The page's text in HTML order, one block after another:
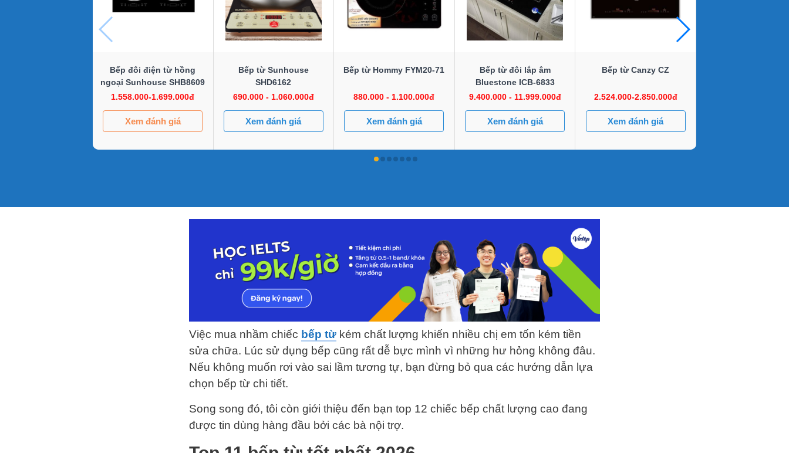
Bếp đôi điện từ hồng
ngoại Sunhouse SHB8609
1.558.000-1.699.000đ
Xem đánh giá
Bếp từ Sunhouse
SHD6162
690.000 - 1.060.000đ
Xem đánh giá
Bếp từ Hommy FYM20-71
880.000 - 1.100.000đ
Xem đánh giá
Bếp từ đôi lắp âm
Bluestone ICB-6833
9.400.000 - 11.999.000đ
Xem đánh giá
Bếp từ Canzy CZ
2.524.000-2.850.000đ
Xem đánh giá
Việc mua nhầm chiếc bếp từ kém chất lượng khiến nhiều chị em tốn kém tiền
sửa chữa. Lúc sử dụng bếp cũng rất dễ bực mình vì những hư hỏng không đâu.
Nếu không muốn rơi vào sai lầm tương tự, bạn đừng bỏ qua các hướng dẫn lựa
chọn bếp từ chi tiết.
Song song đó, tôi còn giới thiệu đến bạn top 12 chiếc bếp chất lượng cao đang
được tin dùng hàng đầu bởi các bà nội trợ.